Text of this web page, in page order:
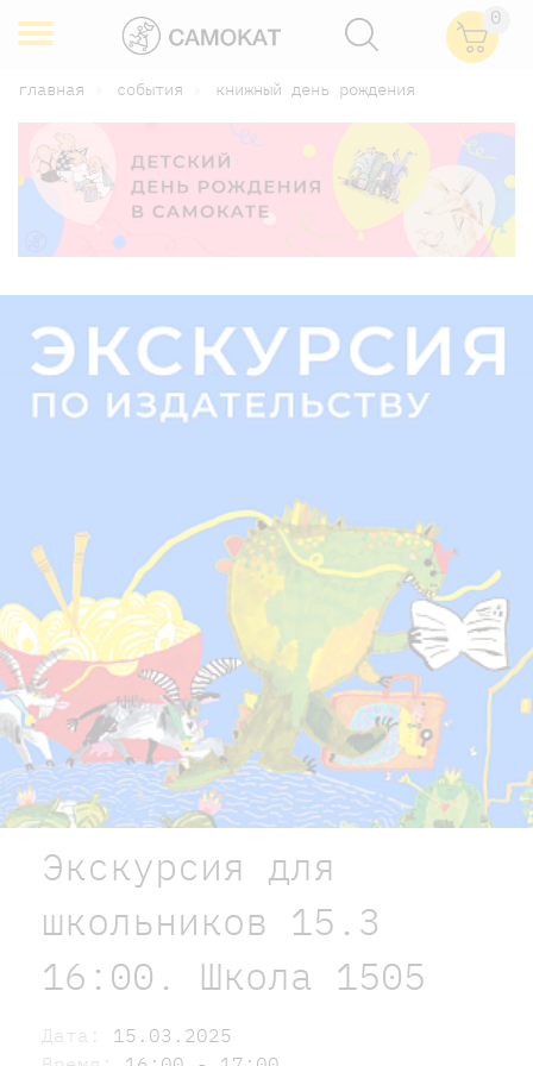
0
главная события книжный день рождения
Экскурсия для
школьников 15.3
16:00. Школа 1505
Дата: 15.03.2025